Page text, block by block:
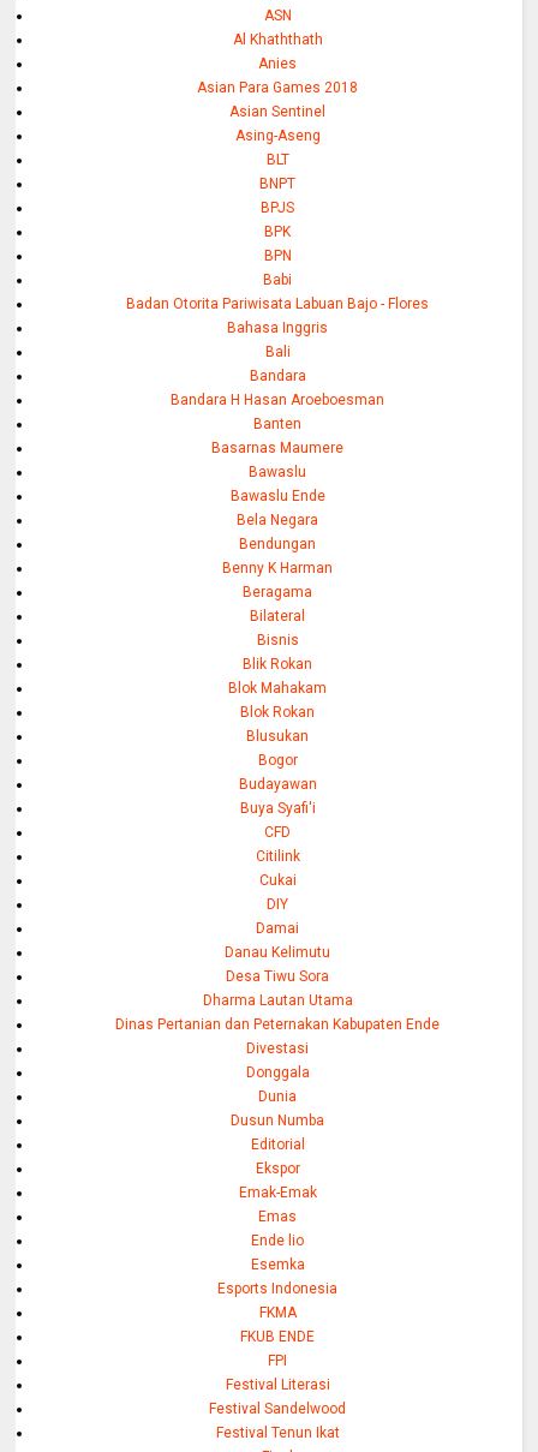
ASN
Al Khaththath
Anies
Asian Para Games 2018
Asian Sentinel
Asing-Aseng
BLT
BNPT
BPJS
BPK
BPN
Babi
Badan Otorita Pariwisata Labuan Bajo - Flores
Bahasa Inggris
Bali
Bandara
Bandara H Hasan Aroeboesman
Banten
Basarnas Maumere
Bawaslu
Bawaslu Ende
Bela Negara
Bendungan
Benny K Harman
Beragama
Bilateral
Bisnis
Blik Rokan
Blok Mahakam
Blok Rokan
Blusukan
Bogor
Budayawan
Buya Syafi'i
CFD
Citilink
Cukai
DIY
Damai
Danau Kelimutu
Desa Tiwu Sora
Dharma Lautan Utama
Dinas Pertanian dan Peternakan Kabupaten Ende
Divestasi
Donggala
Dunia
Dusun Numba
Editorial
Ekspor
Emak-Emak
Emas
Ende lio
Esemka
Esports Indonesia
FKMA
FKUB ENDE
FPI
Festival Literasi
Festival Sandelwood
Festival Tenun Ikat